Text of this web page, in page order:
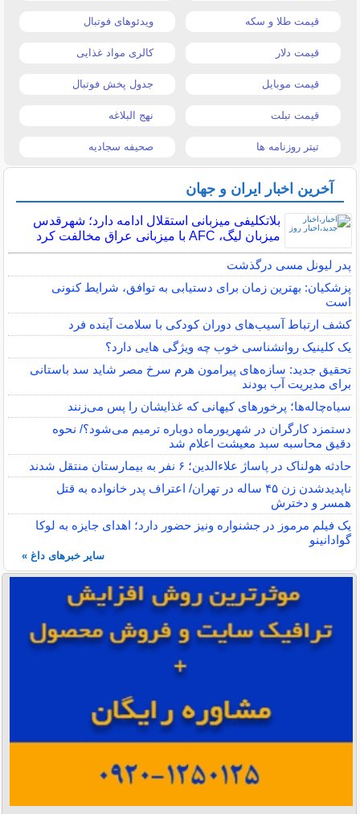
قیمت طلا و سکه ویدئوهای فوتبال
قیمت دلار کالری مواد غذایی
قیمت موبایل جدول پخش فوتبال
قیمت تبلت نهج البلاغه
تیتر روزنامه ها صحیفه سجادیه
آخرین اخبار ایران و جهان
بلاتکلیفی میزبانی استقلال ادامه دارد؛ شهرقدس
میزبان لیگ، AFC با میزبانی عراق مخالفت کرد
پدر لیونل مسی درگذشت
پزشکیان: بهترین زمان برای دستیابی به توافق، شرایط کنونی
است
کشف ارتباط آسیب‌های دوران کودکی با سلامت آینده فرد
یک کلینیک روانشناسی خوب چه ویژگی هایی دارد؟
تحقیق جدید: سازه‌های پیرامون هرم سرخ مصر شاید سد باستانی
برای مدیریت آب بودند
سیاه‌چاله‌ها؛ پرخورهای کیهانی که غذایشان را پس می‌زنند
دستمزد کارگران در شهریورماه دوباره ترمیم می‌شود؟/ نحوه
دقیق محاسبه سبد معیشت اعلام شد
حادثه هولناک در پاساژ علاءالدین؛ ۶ نفر به بیمارستان منتقل شدند
ناپدیدشدن زن ۴۵ ساله در تهران/ اعتراف پدر خانواده به قتل
همسر و دخترش
یک فیلم مرموز در جشنواره ونیز حضور دارد؛ اهدای جایزه به لوکا
گوادانینو
سایر خبرهای داغ »